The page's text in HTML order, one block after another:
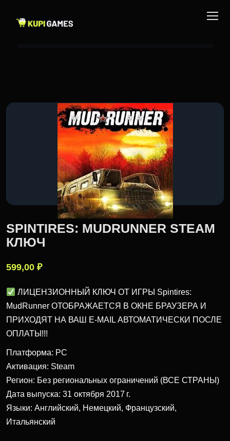
SPINTIRES: MUDRUNNER STEAM
КЛЮЧ
599,00 ₽
ЛИЦЕНЗИОННЫЙ КЛЮЧ ОТ ИГРЫ Spintires:
MudRunner ОТОБРАЖАЕТСЯ В ОКНЕ БРАУЗЕРА И
ПРИХОДЯТ НА ВАШ E-MAIL АВТОМАТИЧЕСКИ ПОСЛЕ
ОПЛАТЫ!!!
Платформа: PC
Активация: Steam
Регион: Без региональных ограничений (ВСЕ СТРАНЫ)
Дата выпуска: 31 октября 2017 г.
Языки: Английский, Немецкий, Французский,
Итальянский